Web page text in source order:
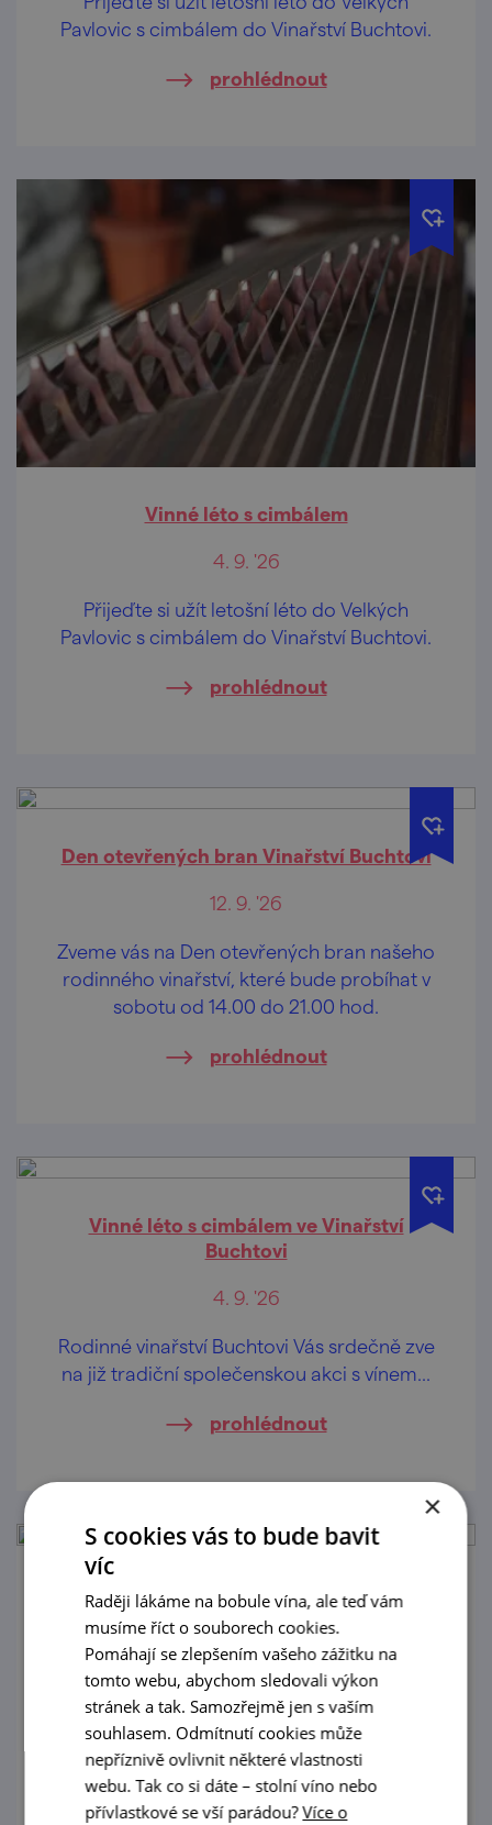
Pavlovic s cimbálem do Vinařství Buchtovi.
prohlédnout
Vinné léto s cimbálem
4. 9. '26
Přijeďte si užít letošní léto do Velkých
Pavlovic s cimbálem do Vinařství Buchtovi.
prohlédnout
Den otevřených bran Vinařství Buchtovi
12. 9. '26
Zveme vás na Den otevřených bran našeho
rodinného vinařství, které bude probíhat v
sobotu od 14.00 do 21.00 hod.
prohlédnout
Vinné léto s cimbálem ve Vinařství
Buchtovi
4. 9. '26
Rodinné vinařství Buchtovi Vás srdečně zve
na již tradiční společenskou akci s vínem...
prohlédnout
Vinné léto s cimbálem ve Vinařství
Buchtovi
21. 8. '26
Rodinné vinařství Buchtovi Vás srdečně zve
na již tradiční společenskou akci s vínem...
prohlédnout
×
S cookies vás to bude bavit
víc
Raději lákáme na bobule vína, ale teď vám
musíme říct o souborech cookies.
Pomáhají se zlepšením vašeho zážitku na
tomto webu, abychom sledovali výkon
stránek a tak. Samozřejmě jen s vaším
souhlasem. Odmítnutí cookies může
nepříznivě ovlivnit některé vlastnosti
webu. Tak co si dáte – stolní víno nebo
přívlastkové se vší parádou?Více o